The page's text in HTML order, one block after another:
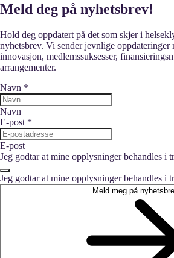
Meld deg på nyhetsbrev!
Hold deg oppdatert på det som skjer i
nyhetsbrev. Vi sender jevnlige oppdateringer
innovasjon, medlemssuksesser,
arrangementer.
Navn *
Navn
E-post *
E-post
Jeg godtar at mine opplysninger behandles i
Jeg godtar at mine opplysninger behandles i
Meld meg på